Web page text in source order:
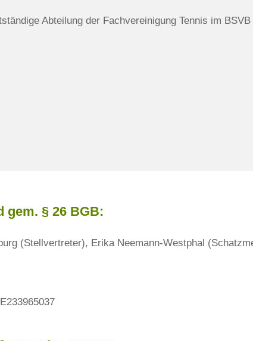
Abteilung der Fachvereinigung Tennis im BSVB
gem. § 26 BGB:
(Stellvertreter), Erika Neemann-Westphal